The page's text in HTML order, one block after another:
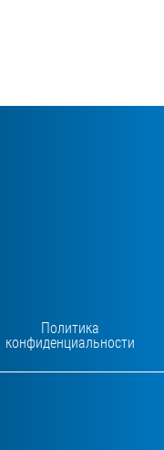
Политика
конфиденциальности